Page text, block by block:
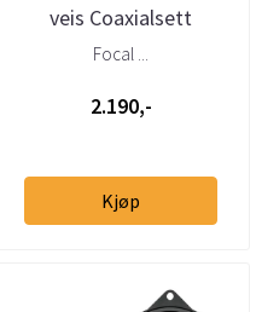
veis Coaxialsett
Focal ...
2.190,-
Kjøp